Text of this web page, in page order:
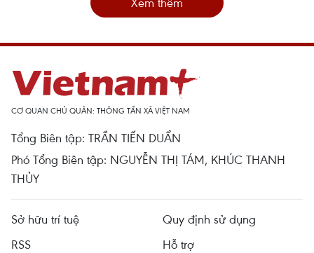
CƠ QUAN CHỦ QUẢN: THÔNG TẤN XÃ VIỆT NAM
Tổng Biên tập: TRẦN TIẾN DUẨN
Phó Tổng Biên tập: NGUYỄN THỊ TÁM, KHÚC THANH
THỦY
Sở hữu trí tuệ
Quy định sử dụng
RSS
Hỗ trợ